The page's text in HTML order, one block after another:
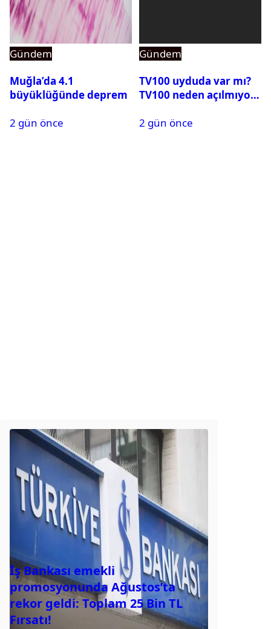
Gündem
Muğla’da 4.1
büyüklüğünde deprem
2 gün önce
Gündem
TV100 uyduda var mı?
TV100 neden açılmıyor?
2 gün önce
İş Bankası emekli
promosyonunda Ağustos’ta
rekor geldi: Toplam 25 Bin TL
Fırsatı!